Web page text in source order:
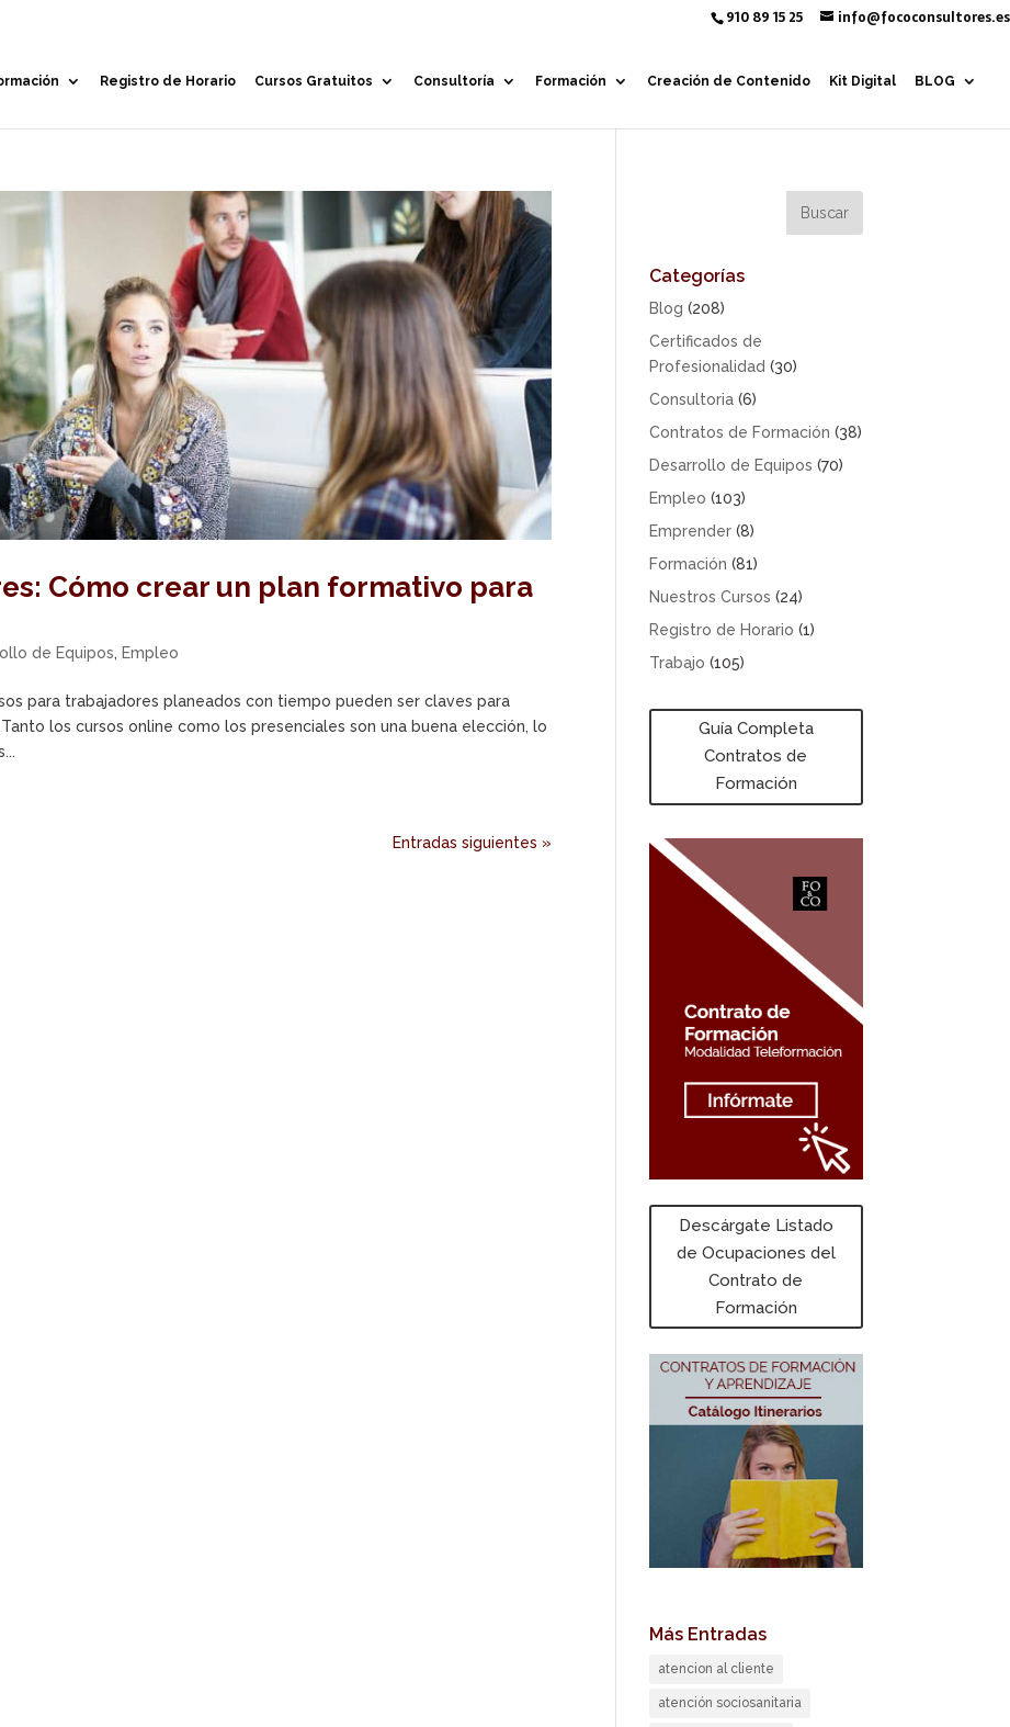
910 89 15 25 info@fococonsultores.es
Registro de Horario Cursos Gratuitos Consultoría Formación Creación de Contenido Kit Digital BLOG
Cómo crear un plan formativo para
de Equipos, Empleo
para trabajadores planeados con tiempo pueden ser claves para
los cursos online como los presenciales son una buena elección, lo
Entradas siguientes »
Categorías
Blog (208)
Certificados de
Profesionalidad (30)
Consultoria (6)
Contratos de Formación (38)
Desarrollo de Equipos (70)
Empleo (103)
Emprender (8)
Formación (81)
Nuestros Cursos (24)
Registro de Horario (1)
Trabajo (105)
Guía Completa
Contratos de
Formación
Descárgate Listado
de Ocupaciones del
Contrato de
Formación
Más Entradas
atencion al cliente
atención sociosanitaria